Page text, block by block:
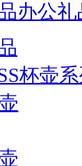
办公礼
杯壶